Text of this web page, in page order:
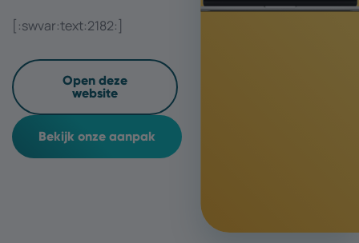
[:swvar:text:2182:]
Open deze
website
Bekijk onze aanpak